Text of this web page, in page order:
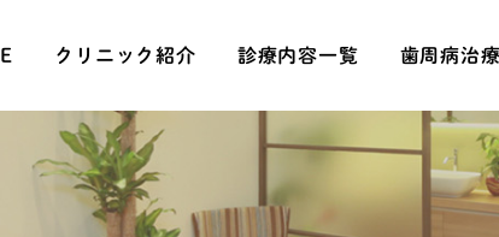
クリニック紹介 診療内容一覧 歯周病治療